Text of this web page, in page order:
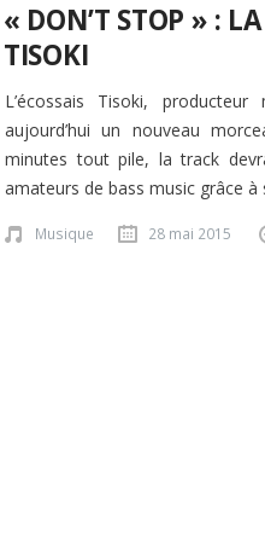
« DON’T STOP » :
TISOKI
L’écossais Tisoki,
aujourd’hui un nouveau
minutes tout pile, la track
amateurs de bass music grâce à
Musique 28 mai 2015